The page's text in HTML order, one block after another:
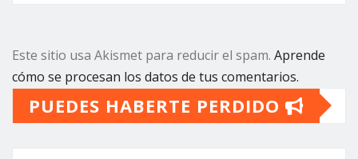
Este sitio usa Akismet para reducir el spam. Aprende
cómo se procesan los datos de tus comentarios.
PUEDES HABERTE PERDIDO